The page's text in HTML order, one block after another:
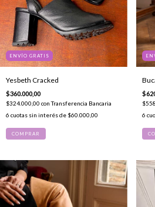
ENVÍO GRATIS
Yesbeth Cracked
$360.000,00
$324.000,00 con Transferencia Bancaria
6 cuotas sin interés de $60.000,00
COMPRAR
6